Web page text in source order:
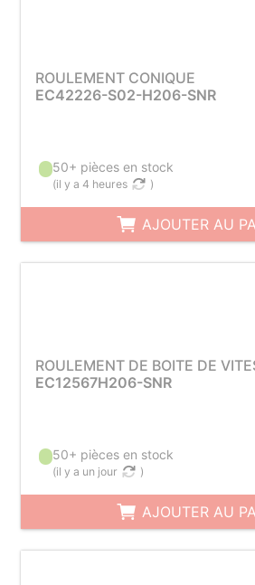
ROULEMENT CONIQUE
EC42226-S02-H206-SNR
50+ pièces en stock
(il y a 4 heures )
AJOUTER AU
ROULEMENT DE BOITE DE
EC12567H206-SNR
50+ pièces en stock
(il y a un jour )
AJOUTER AU